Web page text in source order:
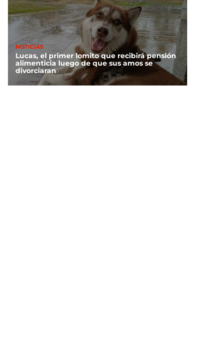
NOTICIAS
Lucas, el primer lomito que recibirá pensión
alimenticia luego de que sus amos se
divorciaran